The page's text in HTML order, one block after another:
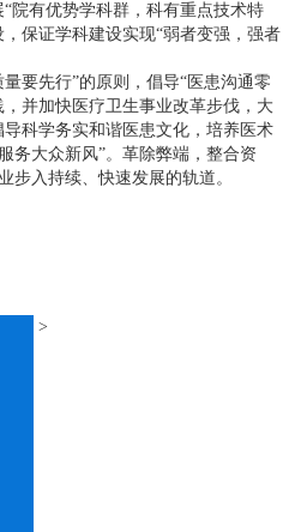
院有优势学科群，科有重点技术特
保证学科建设实现“弱者变强，强者
先行”的原则，倡导“医患沟通零
并加快医疗卫生事业改革步伐，大
科学务实和谐医患文化，培养医术
务大众新风”。革除弊端，整合资
步入持续、快速发展的轨道。
>